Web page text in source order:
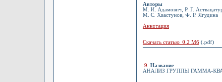
Авторы
М. И. Адамович, Р. Г.
М. С. Хвастунов, Ф. Р. Ягудина
Аннотация
Скачать статью 0.2 Мб (.pdf)
9
Название
АНАЛИЗ ГРУППЫ ГАММА-